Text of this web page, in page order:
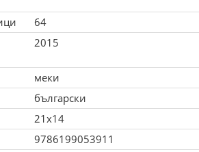
64
2015
меки
български
21x14
9786199053911